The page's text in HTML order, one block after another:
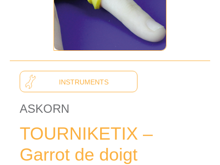
INSTRUMENTS
ASKORN
TOURNIKETIX –
Garrot de doigt